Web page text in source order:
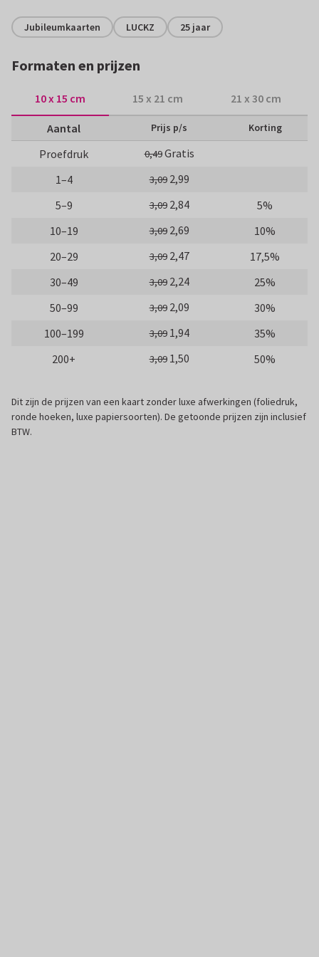
Jubileumkaarten LUCKZ 25 jaar
Formaten en prijzen
10 x 15 cm 15 x 21 cm 21 x 30 cm
Aantal Prijs p/s Korting
Proefdruk 0,49Gratis
1–4
3,09 2,99
5–9
3,09 2,84
5%
10–19
3,09 2,69
10%
20–29
3,09 2,47
17,5%
30–49
3,09 2,24
25%
50–99
3,09 2,09
30%
100–199
3,09 1,94
35%
200+
3,09 1,50 50%
Dit zijn de prijzen van een kaart zonder luxe afwerkingen (foliedruk,
ronde hoeken, luxe papiersoorten). De getoonde prijzen zijn inclusief
BTW.